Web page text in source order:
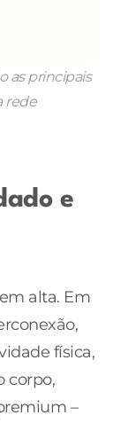
as principais
rede
e
alta. Em
física,
corpo,
–